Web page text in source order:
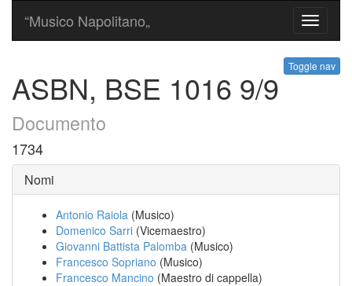
Toggle
“Musico Napolitano„
Toggle nav
ASBN, BSE 1016 9/9
Documento
1734
Nomi
Antonio Raiola (Musico)
Domenico Sarri (Vicemaestro)
Giovanni Battista Palomba (Musico)
Francesco Sopriano (Musico)
Francesco Mancino (Maestro di cappella)